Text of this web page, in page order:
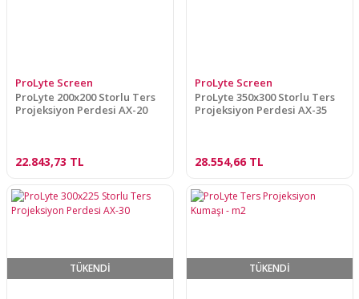
ProLyte Screen
ProLyte 200x200 Storlu Ters
Projeksiyon Perdesi AX-20
22.843,73 TL
ProLyte Screen
ProLyte 350x300 Storlu Ters
Projeksiyon Perdesi AX-35
28.554,66 TL
TÜKENDİ TÜKENDİ